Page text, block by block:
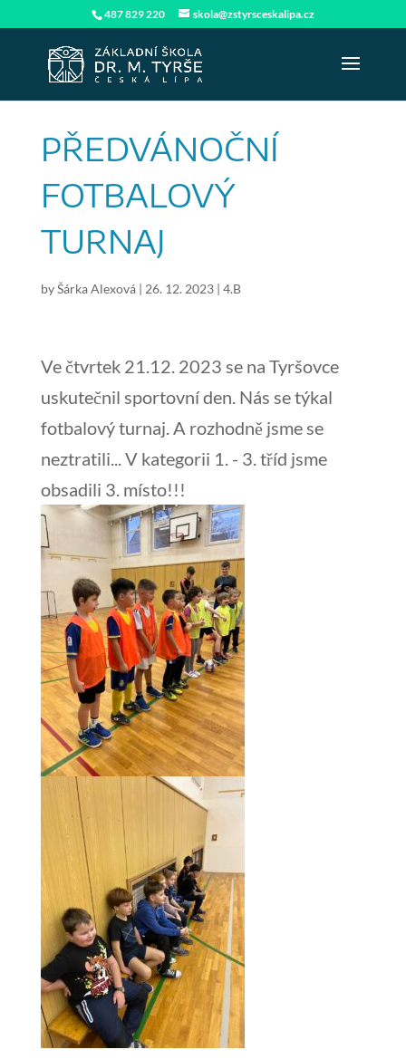
487 829 220 skola@zstyrsceskalipa.cz
PŘEDVÁNOČNÍ
FOTBALOVÝ
TURNAJ
byŠárka Alexová| 26. 12. 2023| 4.B
Ve čtvrtek 21.12. 2023 se na Tyršovce
uskutečnil sportovní den. Nás se týkal
fotbalový turnaj. A rozhodně jsme se
neztratili... V kategorii 1. - 3. tříd jsme
obsadili 3. místo!!!